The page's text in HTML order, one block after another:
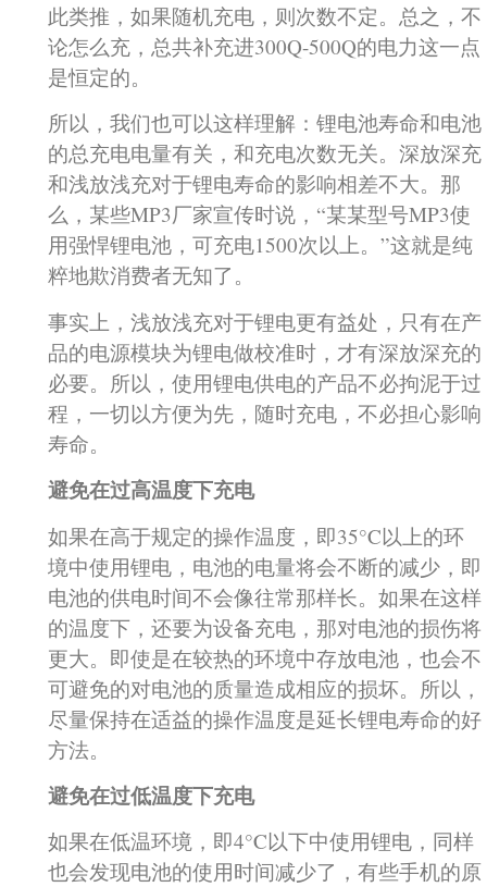
此类推，如果随机充电，则次数不定。总之，不
论怎么充，总共补充进300Q-500Q的电力这一点
是恒定的。
所以，我们也可以这样理解：锂电池寿命和电池
的总充电电量有关，和充电次数无关。深放深充
和浅放浅充对于锂电寿命的影响相差不大。那
么，某些MP3厂家宣传时说，“某某型号MP3使
用强悍锂电池，可充电1500次以上。”这就是纯
粹地欺消费者无知了。
事实上，浅放浅充对于锂电更有益处，只有在产
品的电源模块为锂电做校准时，才有深放深充的
必要。所以，使用锂电供电的产品不必拘泥于过
程，一切以方便为先，随时充电，不必担心影响
寿命。
避免在过高温度下充电
如果在高于规定的操作温度，即35°C以上的环
境中使用锂电，电池的电量将会不断的减少，即
电池的供电时间不会像往常那样长。如果在这样
的温度下，还要为设备充电，那对电池的损伤将
更大。即使是在较热的环境中存放电池，也会不
可避免的对电池的质量造成相应的损坏。所以，
尽量保持在适益的操作温度是延长锂电寿命的好
方法。
避免在过低温度下充电
如果在低温环境，即4°C以下中使用锂电，同样
也会发现电池的使用时间减少了，有些手机的原